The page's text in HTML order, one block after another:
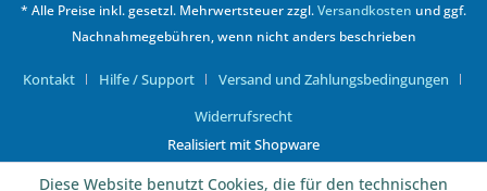
* Alle Preise inkl. gesetzl. Mehrwertsteuer zzgl.Versandkosten und ggf.
Nachnahmegebühren, wenn nicht anders beschrieben
Kontakt Hilfe / Support
Versand und Zahlungsbedingungen
Widerrufsrecht
Realisiert mit Shopware
Diese Website benutzt Cookies, die für den technischen